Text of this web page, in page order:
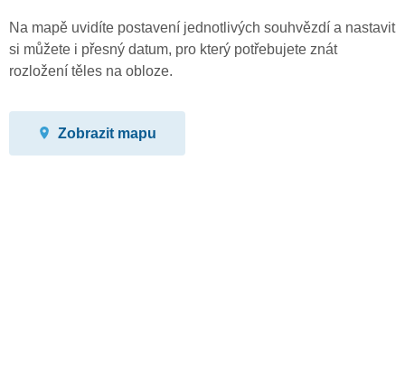
Na mapě uvidíte postavení jednotlivých souhvězdí a nastavit
si můžete i přesný datum, pro který potřebujete znát
rozložení těles na obloze.
Zobrazit mapu